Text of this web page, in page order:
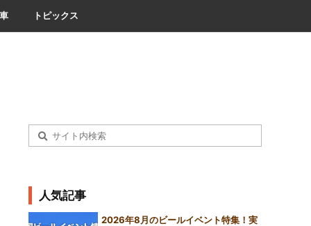
トピックス
人気記事
2026年8月のビールイベント特集！実